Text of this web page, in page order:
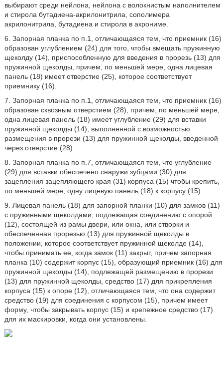
выбирают среди нейлона, нейлона с волокнистым наполнителем
и стирола бутадиена-акрилонитрила, сополимера
акрилонитрила, бутадиена и стирола в акрониме.
6. Запорная планка по п.1, отличающаяся тем, что приемник (16)
образован углублением (24) для того, чтобы вмещать пружинную
щеколду (14), приспособленную для введения в прорезь (13) для
пружинной щеколды, причем, по меньшей мере, одна лицевая
панель (18) имеет отверстие (25), которое соответствует
приемнику (16).
7. Запорная планка по п.1, отличающаяся тем, что приемник (16)
образован сквозным отверстием (28), причем, по меньшей мере,
одна лицевая панель (18) имеет углубление (29) для вставки
пружинной щеколды (14), выполненной с возможностью
размещения в прорези (13) для пружинной щеколды, введенной
через отверстие (28).
8. Запорная планка по п.7, отличающаяся тем, что углубление
(29) для вставки обеспечено снаружи зубцами (30) для
зацепления зацепляющего края (31) корпуса (15) чтобы крепить,
по меньшей мере, одну лицевую панель (18) к корпусу (15).
9. Лицевая панель (18) для запорной планки (10) для замков (11)
с пружинными щеколдами, подлежащая соединению с опорой
(12), состоящей из рамы двери, или окна, или створки и
обеспеченная прорезью (13) для пружинной щеколды в
положении, которое соответствует пружинной щеколде (14),
чтобы принимать ее, когда замок (11) закрыт, причем запорная
планка (10) содержит корпус (15), образующий приемник (16) для
пружинной щеколды (14), подлежащей размещению в прорези
(13) для пружинной щеколды, средство (17) для прикрепления
корпуса (15) к опоре (12), отличающаяся тем, что она содержит
средство (19) для соединения с корпусом (15), причем имеет
форму, чтобы закрывать корпус (15) и крепежное средство (17)
для их маскировки, когда они установлены.